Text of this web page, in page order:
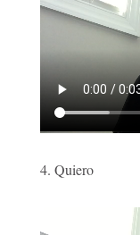
4. Quiero